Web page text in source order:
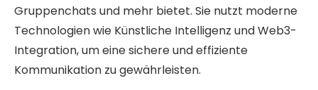
Gruppenchats und mehr bietet. Sie nutzt moderne
Technologien wie Künstliche Intelligenz und Web3-
Integration, um eine sichere und effiziente
Kommunikation zu gewährleisten.